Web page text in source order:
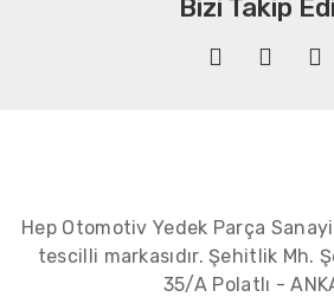
Bizi Takip
Hep Otomotiv Yedek Parça
tescilli markasıdır. Şehitlik Mh.
35/A Polatlı -